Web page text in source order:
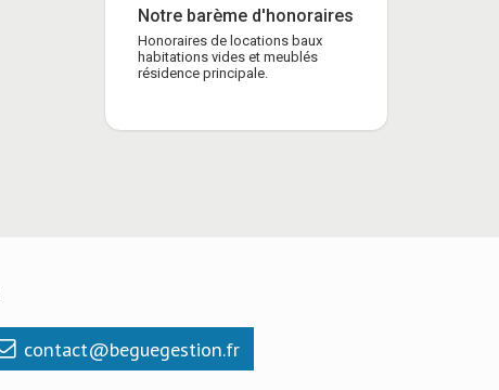
Notre barème d'honoraires
Honoraires de locations baux
habitations vides et meublés
résidence principale.
contact@beguegestion.fr